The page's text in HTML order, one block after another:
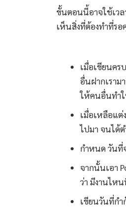
ขั้นตอนนี้อาจใช้เว
เห็นสิ่งที่ต้องทำที่ร
เมื่อเขียนค
อื่นฝากเราม
ให้คนอื่นทำใ
เมื่อเหลือแต่
ไปมา จนได้
กำหนด วันที่
จากนั้นเอา
ว่า มีงานไห
เขียนวันที่กำ